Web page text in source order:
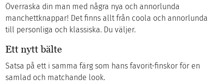
Överraska din man med några nya och annorlunda
manchettknappar! Det finns allt från coola och annorlunda
till personliga och klassiska. Du väljer.
Ett nytt bälte
Satsa på ett i samma färg som hans favorit-finskor för en
samlad och matchande look.